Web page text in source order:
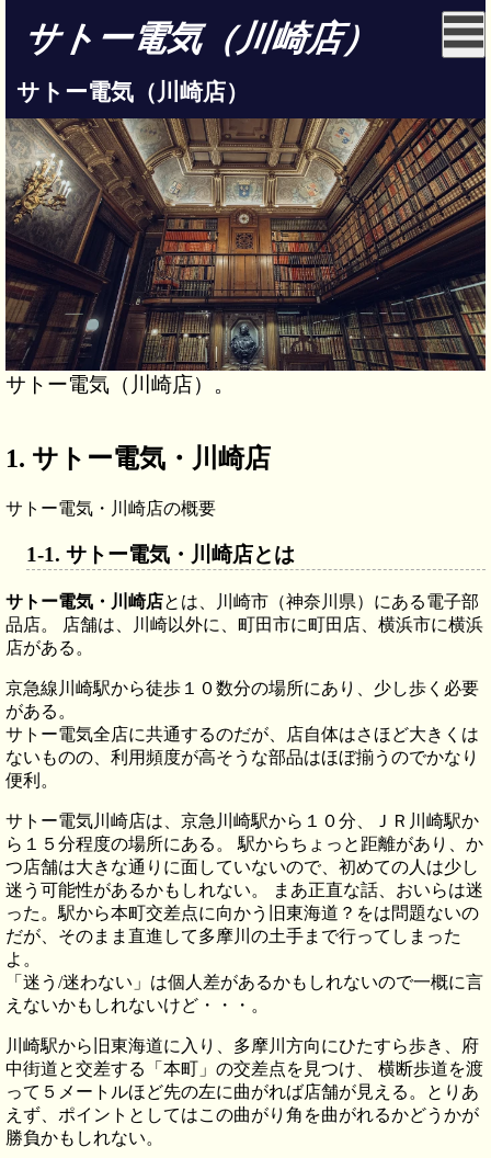
サトー電気（川崎店）
サトー電気（川崎店）
サトー電気（川崎店）。
サトー電気・川崎店
サトー電気・川崎店の概要
サトー電気・川崎店とは
サトー電気・川崎店とは、川崎市（神奈川県）にある電子部
品店。 店舗は、川崎以外に、町田市に町田店、横浜市に横浜
店がある。
京急線川崎駅から徒歩１０数分の場所にあり、少し歩く必要
がある。
サトー電気全店に共通するのだが、店自体はさほど大きくは
ないものの、利用頻度が高そうな部品はほぼ揃うのでかなり
便利。
サトー電気川崎店は、京急川崎駅から１０分、ＪＲ川崎駅か
ら１５分程度の場所にある。 駅からちょっと距離があり、か
つ店舗は大きな通りに面していないので、初めての人は少し
迷う可能性があるかもしれない。 まあ正直な話、おいらは迷
った。駅から本町交差点に向かう旧東海道？をは問題ないの
だが、そのまま直進して多摩川の土手まで行ってしまった
よ。
「迷う/迷わない」は個人差があるかもしれないので一概に言
えないかもしれないけど・・・。
川崎駅から旧東海道に入り、多摩川方向にひたすら歩き、府
中街道と交差する「本町」の交差点を見つけ、 横断歩道を渡
って５メートルほど先の左に曲がれば店舗が見える。とりあ
えず、ポイントとしてはこの曲がり角を曲がれるかどうかが
勝負かもしれない。